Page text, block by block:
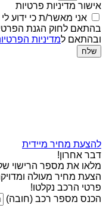
אישור מדיניות פרטיות
אני מאשר/ת כי ידוע
ובהתאם למדיניות
שלח
להצעת מחיר מיידית
דבר אחרון!
מלאו את מספר הרישוי
הצעת מחיר מעולה
פרטי הרכב נקלטו!
הכנס מספר רכב (חובה)